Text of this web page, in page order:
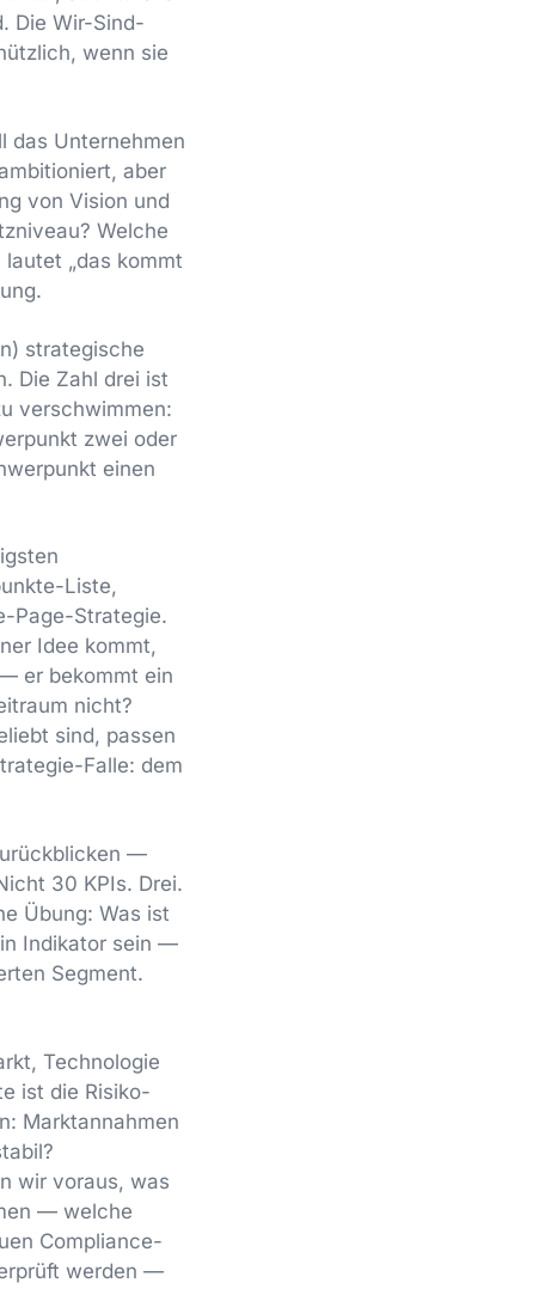
Die Wir-Sind-
wenn sie
das Unternehmen
aber
von Vision und
Welche
„das kommt
strategische
Die Zahl drei ist
verschwimmen:
zwei oder
einen
Liste,
Page-Strategie.
Idee kommt,
er bekommt ein
nicht?
sind, passen
Falle: dem
—
30 KPIs. Drei.
Übung: Was ist
Indikator sein —
Segment.
Technologie
ist die Risiko-
Marktannahmen
wir voraus, was
— welche
Compliance-
werden —